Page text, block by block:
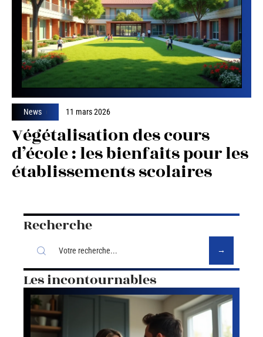
News 11 mars 2026
Végétalisation des cours
d’école : les bienfaits pour les
établissements scolaires
Recherche
Les incontournables